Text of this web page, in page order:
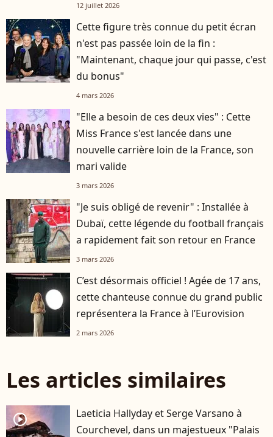
12 juillet 2026
Cette figure très connue du petit écran
n'est pas passée loin de la fin :
"Maintenant, chaque jour qui passe, c'est
du bonus"
4 mars 2026
"Elle a besoin de ces deux vies" : Cette
Miss France s'est lancée dans une
nouvelle carrière loin de la France, son
mari valide
3 mars 2026
"Je suis obligé de revenir" : Installée à
Dubaï, cette légende du football français
a rapidement fait son retour en France
3 mars 2026
C’est désormais officiel ! Agée de 17 ans,
cette chanteuse connue du grand public
représentera la France à l’Eurovision
2 mars 2026
Les articles similaires
player2
Laeticia Hallyday et Serge Varsano à
Courchevel, dans un majestueux "Palais